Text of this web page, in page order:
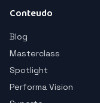
Conteudo
Blog
Masterclass
Spotlight
Performa Vision